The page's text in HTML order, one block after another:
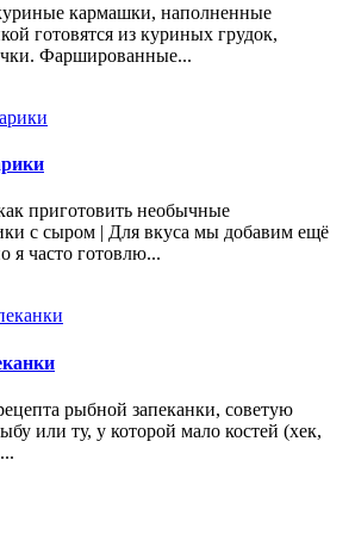
кармашки, наполненные
готовятся из куриных грудок,
Фаршированные...
приготовить необычные
с сыром | Для вкуса мы добавим ещё
я часто готовлю...
рыбной запеканки, советую
или ту, у которой мало костей (хек,